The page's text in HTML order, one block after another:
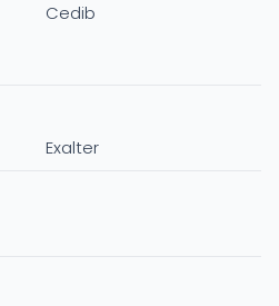
Cedib
Exalter